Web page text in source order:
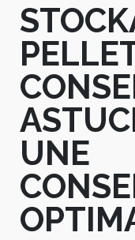
UNE